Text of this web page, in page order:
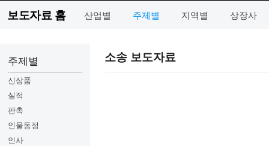
보도자료 홈 산업별 주제별 지역별 상장사
주제별
신상품
실적
판촉
인물동정
인사
소송 보도자료